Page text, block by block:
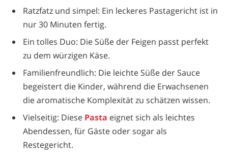
Ratzfatz und simpel: Ein leckeres Pastagericht ist in
nur 30 Minuten fertig.
Ein tolles Duo: Die Süße der Feigen passt perfekt
zu dem würzigen Käse.
Familienfreundlich: Die leichte Süße der Sauce
begeistert die Kinder, während die Erwachsenen
die aromatische Komplexität zu schätzen wissen.
Vielseitig: Diese Pasta eignet sich als leichtes
Abendessen, für Gäste oder sogar als
Restegericht.